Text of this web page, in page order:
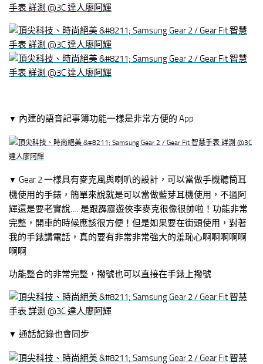
▼ 內建的語音記事簿功能一樣是非常方便的 App
▼ Gear 2 一樣具有麥克風與喇叭的設計，可以當做手機聽筒耳
機使用的手錶，簡單來說就是可以當做藍芽耳機使用，不過阿
輝還是要老實說…. 是跟霹靂遊俠李麥克很像很帥啦！功能非常
完整，開車的時候應該很方便！但是如果要在街頭使用，對著
我的手錶講電話，真的要有非常非常強大的羞恥心啊啊啊啊啊
啊啊
功能整合的非常完整，撥號也可以直接在手錶上撥號
▼ 通話記錄也會同步